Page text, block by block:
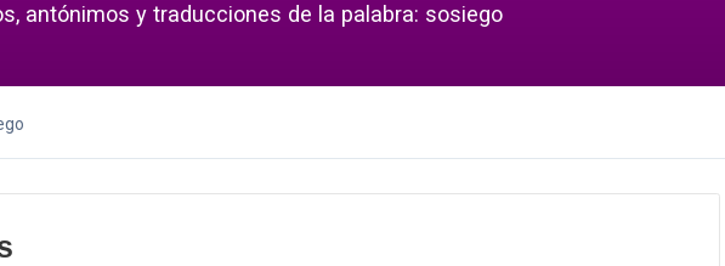
antónimos y traducciones de la palabra: sosiego